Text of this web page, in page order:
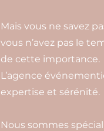
Mais vous ne savez
vous n’avez pas le
de cette importance.
L’agence
expertise et sérénité.
Nous sommes